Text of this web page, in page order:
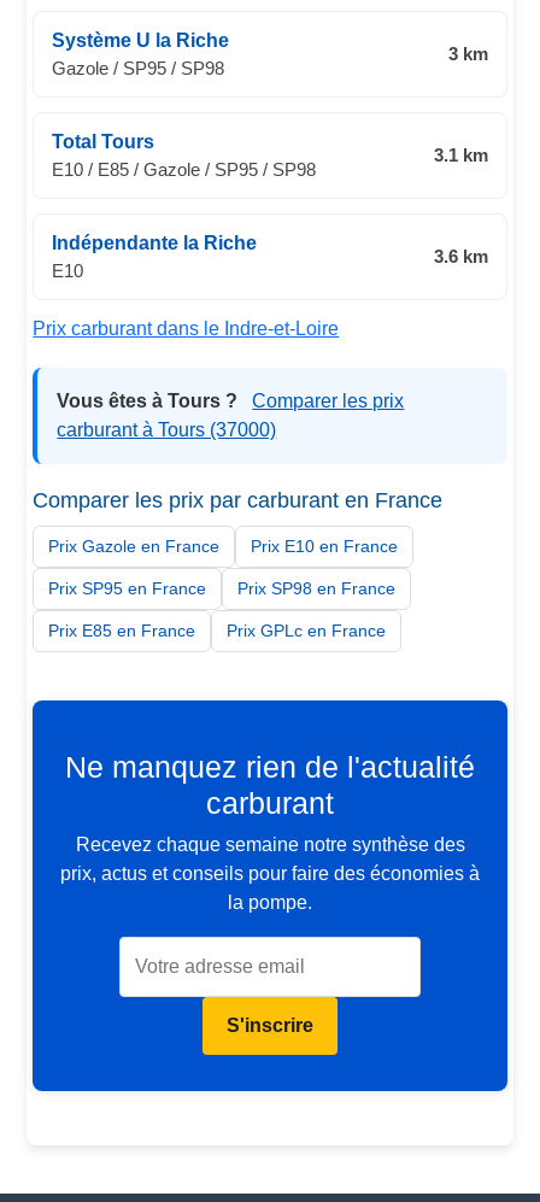
Système U la Riche
Gazole / SP95 / SP98
3 km
Total Tours
E10 / E85 / Gazole / SP95 / SP98
3.1 km
Indépendante la Riche
E10
3.6 km
Prix carburant dans le Indre-et-Loire
Vous êtes à Tours ?
Comparer les prix
carburant à Tours (37000)
Comparer les prix par carburant en France
Prix Gazole en France Prix E10 en France
Prix SP95 en France Prix SP98 en France
Prix E85 en France Prix GPLc en France
Ne manquez rien de l'actualité
carburant
Recevez chaque semaine notre synthèse des
prix, actus et conseils pour faire des économies à
la pompe.
S'inscrire